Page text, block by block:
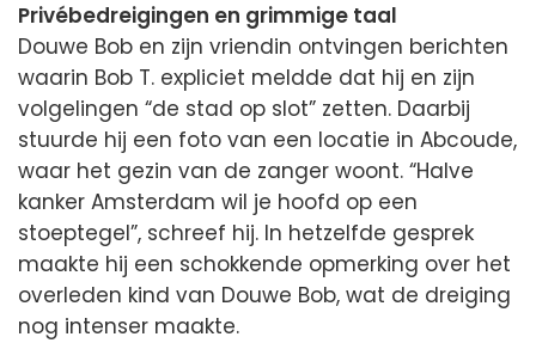
Privébedreigingen en grimmige taal
Douwe Bob en zijn vriendin ontvingen berichten
waarin Bob T. expliciet meldde dat hij en zijn
volgelingen “de stad op slot” zetten. Daarbij
stuurde hij een foto van een locatie in Abcoude,
waar het gezin van de zanger woont. “Halve
kanker Amsterdam wil je hoofd op een
stoeptegel”, schreef hij. In hetzelfde gesprek
maakte hij een schokkende opmerking over het
overleden kind van Douwe Bob, wat de dreiging
nog intenser maakte.